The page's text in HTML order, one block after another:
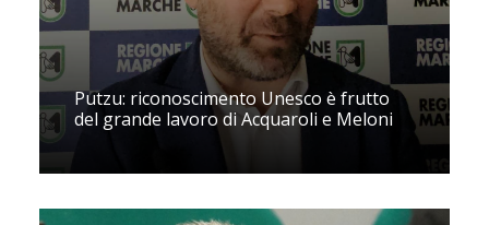
Putzu: riconoscimento Unesco è frutto
del grande lavoro di Acquaroli e Meloni